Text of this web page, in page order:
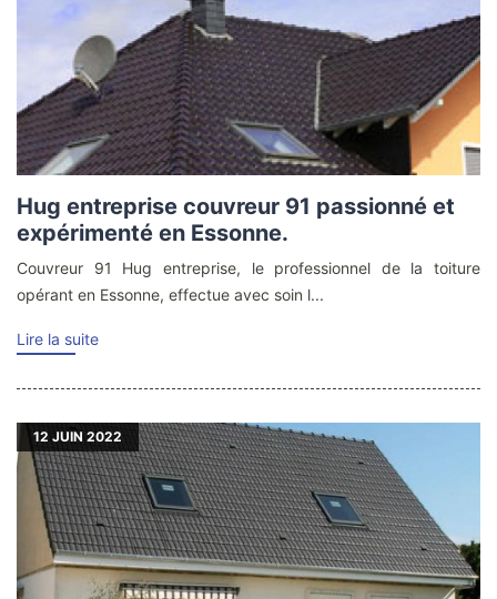
Hug entreprise couvreur 91 passionné et
expérimenté en Essonne.
Couvreur 91 Hug entreprise, le professionnel de la toiture
opérant en Essonne, effectue avec soin l...
Lire la suite
12 JUIN 2022